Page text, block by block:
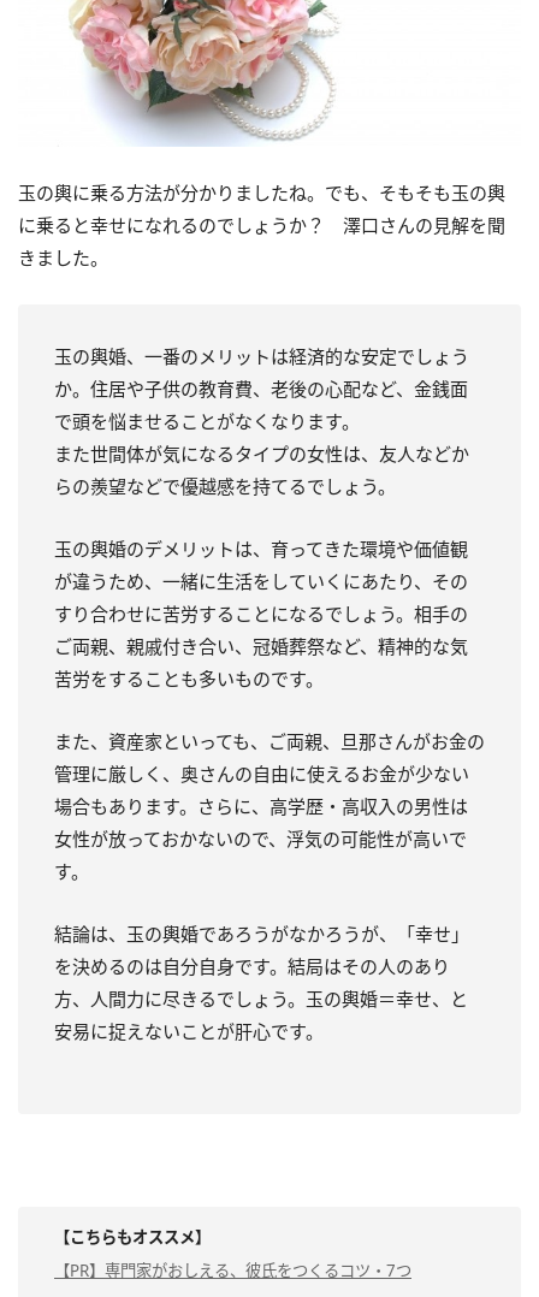
玉の輿に乗る方法が分かりましたね。でも、そもそも玉の輿
に乗ると幸せになれるのでしょうか？ 澤口さんの見解を聞
きました。
玉の輿婚、一番のメリットは経済的な安定でしょう
か。住居や子供の教育費、老後の心配など、金銭面
で頭を悩ませることがなくなります。
また世間体が気になるタイプの女性は、友人などか
らの羨望などで優越感を持てるでしょう。
玉の輿婚のデメリットは、育ってきた環境や価値観
が違うため、一緒に生活をしていくにあたり、その
すり合わせに苦労することになるでしょう。相手の
ご両親、親戚付き合い、冠婚葬祭など、精神的な気
苦労をすることも多いものです。
また、資産家といっても、ご両親、旦那さんがお金の
管理に厳しく、奥さんの自由に使えるお金が少ない
場合もあります。さらに、高学歴・高収入の男性は
女性が放っておかないので、浮気の可能性が高いで
す。
結論は、玉の輿婚であろうがなかろうが、「幸せ」
を決めるのは自分自身です。結局はその人のあり
方、人間力に尽きるでしょう。玉の輿婚＝幸せ、と
安易に捉えないことが肝心です。
【こちらもオススメ】
【PR】専門家がおしえる、彼氏をつくるコツ・7つ